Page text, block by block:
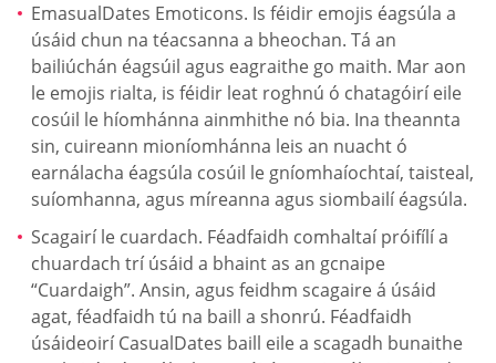
EmasualDates Emoticons. Is féidir emojis éagsúla a
úsáid chun na téacsanna a bheochan. Tá an
bailiúchán éagsúil agus eagraithe go maith. Mar aon
le emojis rialta, is féidir leat roghnú ó chatagóirí eile
cosúil le híomhánna ainmhithe nó bia. Ina theannta
sin, cuireann mioníomhánna leis an nuacht ó
earnálacha éagsúla cosúil le gníomhaíochtaí, taisteal,
suíomhanna, agus míreanna agus siombailí éagsúla.
Scagairí le cuardach. Féadfaidh comhaltaí próifílí a
chuardach trí úsáid a bhaint as an gcnaipe
“Cuardaigh”. Ansin, agus feidhm scagaire á úsáid
agat, féadfaidh tú na baill a shonrú. Féadfaidh
úsáideoirí CasualDates baill eile a scagadh bunaithe